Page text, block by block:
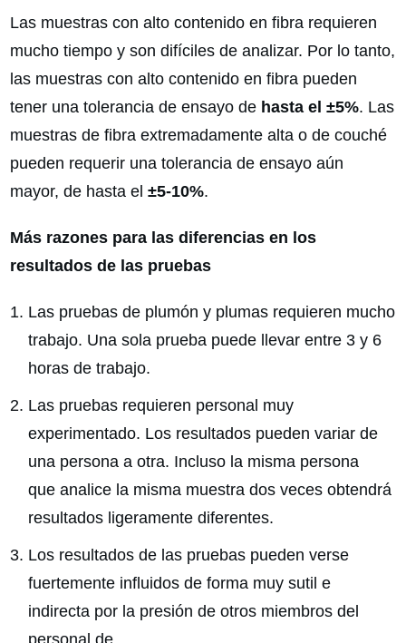
Las muestras con alto contenido en fibra requieren
mucho tiempo y son difíciles de analizar. Por lo tanto,
las muestras con alto contenido en fibra pueden
tener una tolerancia de ensayo de hasta el ±5%. Las
muestras de fibra extremadamente alta o de couché
pueden requerir una tolerancia de ensayo aún
mayor, de hasta el ±5-10%.
Más razones para las diferencias en los
resultados de las pruebas
Las pruebas de plumón y plumas requieren mucho
trabajo. Una sola prueba puede llevar entre 3 y 6
horas de trabajo.
Las pruebas requieren personal muy
experimentado. Los resultados pueden variar de
una persona a otra. Incluso la misma persona
que analice la misma muestra dos veces obtendrá
resultados ligeramente diferentes.
Los resultados de las pruebas pueden verse
fuertemente influidos de forma muy sutil e
indirecta por la presión de otros miembros del